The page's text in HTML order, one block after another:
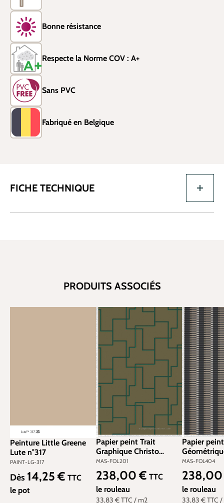
Bonne résistance
Respecte la Norme COV : A+
Sans PVC
Fabriqué en Belgique
FICHE TECHNIQUE
PRODUITS ASSOCIÉS
Peinture Little Greene
Lute n°317
PAINT-LG-317
Prix régulier :
Dès 14,25 € TTC
le pot
Papier peint Trait
Graphique Christo
bronze vert - Folies de
Masureel | Réf. MAS-
FOL201
MAS-FOL201
33,83 €TTC / m2
Prix régulier :
238,00 € TTC
le rouleau
Papier
métallisé -
Masureel |
FOL404
MAS-FOL404
33,83 €TTC /
Prix
le rouleau